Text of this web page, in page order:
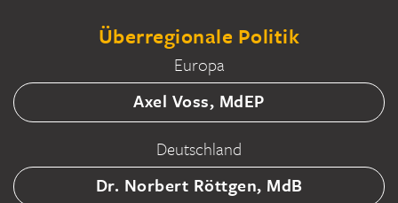
Überregionale Politik
Europa
Axel Voss, MdEP
Deutschland
Dr. Norbert Röttgen, MdB